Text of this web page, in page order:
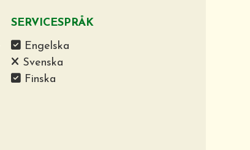
SERVICESPRÅK
Engelska
Svenska
Finska